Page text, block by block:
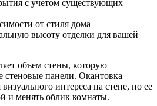
объем стены, которую
стеновые панели. Окантовка
интереса на стене, но ее
и менять облик комнаты.